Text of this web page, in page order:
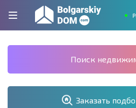
Поиск
Заказать